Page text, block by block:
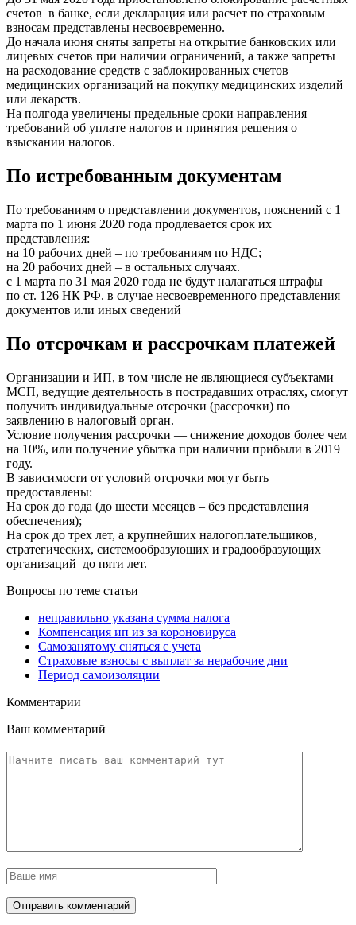
счетов в банке, если декларация или расчет по страховым
взносам представлены несвоевременно.
До начала июня сняты запреты на открытие банковских или
лицевых счетов при наличии ограничений, а также запреты
на расходование средств с заблокированных счетов
медицинских организаций на покупку медицинских изделий
или лекарств.
На полгода увеличены предельные сроки направления
требований об уплате налогов и принятия решения о
взыскании налогов.
По истребованным документам
По требованиям о представлении документов, пояснений с 1
марта по 1 июня 2020 года продлевается срок их
представления:
на 10 рабочих дней – по требованиям по НДС;
на 20 рабочих дней – в остальных случаях.
с 1 марта по 31 мая 2020 года не будут налагаться штрафы
по ст. 126 НК РФ. в случае несвоевременного представления
документов или иных сведений
По отсрочкам и рассрочкам платежей
Организации и ИП, в том числе не являющиеся субъектами
МСП, ведущие деятельность в пострадавших отраслях, смогут
получить индивидуальные отсрочки (рассрочки) по
заявлению в налоговый орган.
Условие получения рассрочки — снижение доходов более чем
на 10%, или получение убытка при наличии прибыли в 2019
году.
В зависимости от условий отсрочки могут быть
предоставлены:
На срок до года (до шести месяцев – без представления
обеспечения);
На срок до трех лет, а крупнейших налогоплательщиков,
стратегических, системообразующих и градообразующих
организаций до пяти лет.
Вопросы по теме статьи
неправильно указана сумма налога
Компенсация ип из за короновируса
Самозанятому сняться с учета
Страховые взносы с выплат за нерабочие дни
Период самоизоляции
Комментарии
Ваш комментарий